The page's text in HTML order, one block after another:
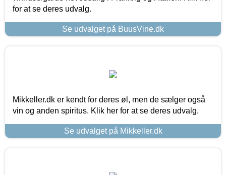
for at se deres udvalg.
Se udvalget på BuusVine.dk
Mikkeller.dk er kendt for deres øl, men de sælger også
vin og anden spiritus. Klik her for at se deres udvalg.
Se udvalget på Mikkeller.dk